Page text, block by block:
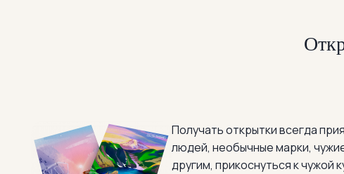
Получать открытки всегда
людей, необычные марки,
другим, прикоснуться к чужой